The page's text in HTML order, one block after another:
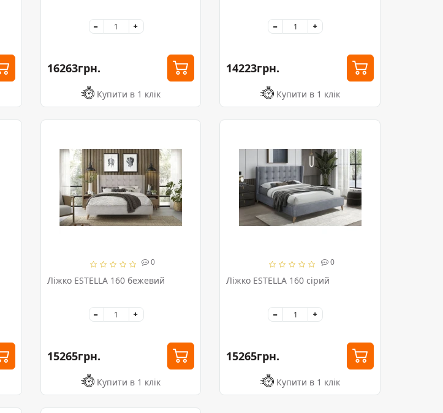
16263грн.
Купити в 1 клік
14223грн.
Купити в 1 клік
0
Ліжко ESTELLA 160 бежевий
15265грн.
Купити в 1 клік
0
Ліжко ESTELLA 160 сірий
15265грн.
Купити в 1 клік